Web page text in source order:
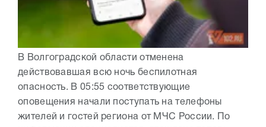
В Волгоградской области отменена
действовавшая всю ночь беспилотная
опасность. В 05:55 соответствующие
оповещения начали поступать на телефоны
жителей и гостей региона от МЧС России. По